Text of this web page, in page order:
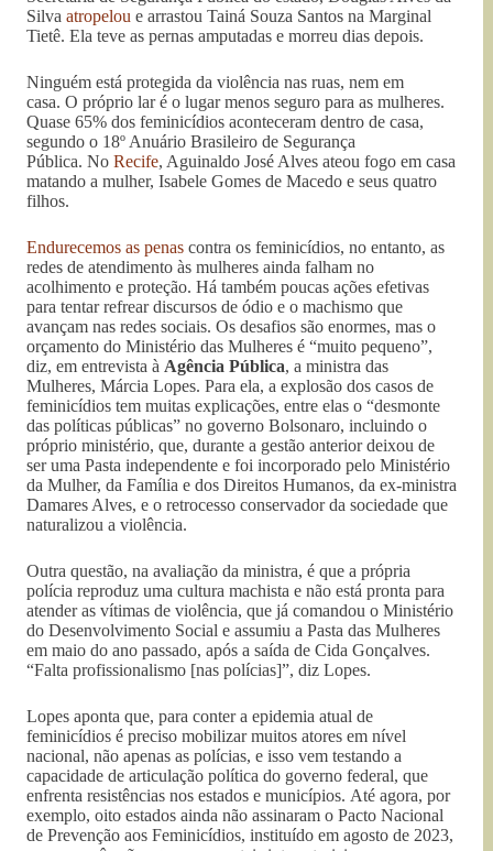
Silva atropelou e arrastou Tainá Souza Santos na Marginal
Tietê. Ela teve as pernas amputadas e morreu dias depois.
Ninguém está protegida da violência nas ruas, nem em
casa. O próprio lar é o lugar menos seguro para as mulheres.
Quase 65% dos feminicídios aconteceram dentro de casa,
segundo o 18º Anuário Brasileiro de Segurança
Pública. No Recife, Aguinaldo José Alves ateou fogo em casa
matando a mulher, Isabele Gomes de Macedo e seus quatro
filhos.
Endurecemos as penas contra os feminicídios, no entanto, as
redes de atendimento às mulheres ainda falham no
acolhimento e proteção. Há também poucas ações efetivas
para tentar refrear discursos de ódio e o machismo que
avançam nas redes sociais. Os desafios são enormes, mas o
orçamento do Ministério das Mulheres é “muito pequeno”,
diz, em entrevista à Agência Pública, a ministra das
Mulheres, Márcia Lopes. Para ela, a explosão dos casos de
feminicídios tem muitas explicações, entre elas o “desmonte
das políticas públicas” no governo Bolsonaro, incluindo o
próprio ministério, que, durante a gestão anterior deixou de
ser uma Pasta independente e foi incorporado pelo Ministério
da Mulher, da Família e dos Direitos Humanos, da ex-ministra
Damares Alves, e o retrocesso conservador da sociedade que
naturalizou a violência.
Outra questão, na avaliação da ministra, é que a própria
polícia reproduz uma cultura machista e não está pronta para
atender as vítimas de violência, que já comandou o Ministério
do Desenvolvimento Social e assumiu a Pasta das Mulheres
em maio do ano passado, após a saída de Cida Gonçalves.
“Falta profissionalismo [nas polícias]”, diz Lopes.
Lopes aponta que, para conter a epidemia atual de
feminicídios é preciso mobilizar muitos atores em nível
nacional, não apenas as polícias, e isso vem testando a
capacidade de articulação política do governo federal, que
enfrenta resistências nos estados e municípios. Até agora, por
exemplo, oito estados ainda não assinaram o Pacto Nacional
de Prevenção aos Feminicídios, instituído em agosto de 2023,